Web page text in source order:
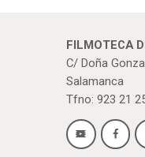
FILMOTECA
C/ Doña
Salamanca
Tfno: 923 21